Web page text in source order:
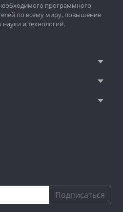
программного
по всему миру, повышение
и технологий.
Подписаться